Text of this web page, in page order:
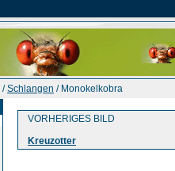
/Schlangen / Monokelkobra
VORHERIGES BILD
Kreuzotter